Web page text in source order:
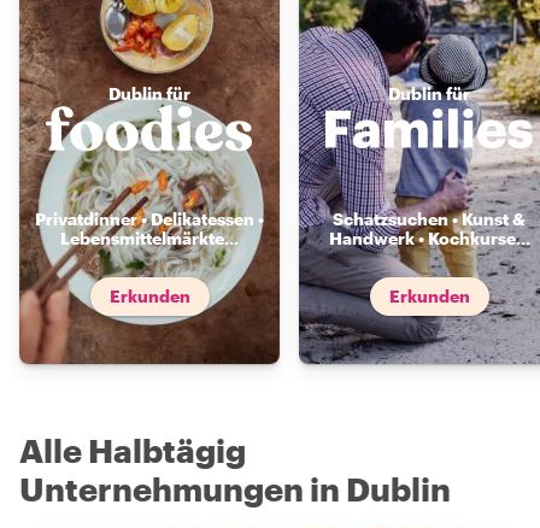
Dublin für
Privatdinner • Delikatessen •
Lebensmittelmärkte...
Erkunden
Dublin für
Schatzsuchen • Kunst &
Handwerk • Kochkurse...
Erkunden
Alle Halbtägig
Unternehmungen in Dublin